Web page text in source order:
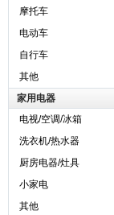
摩托车
电动车
自行车
其他
家用电器
电视/空调/冰箱
洗衣机/热水器
厨房电器/灶具
小家电
其他